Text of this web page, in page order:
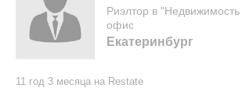
Риэлтор в
офис
Екатеринбург
11 год 3 месяца на Restate